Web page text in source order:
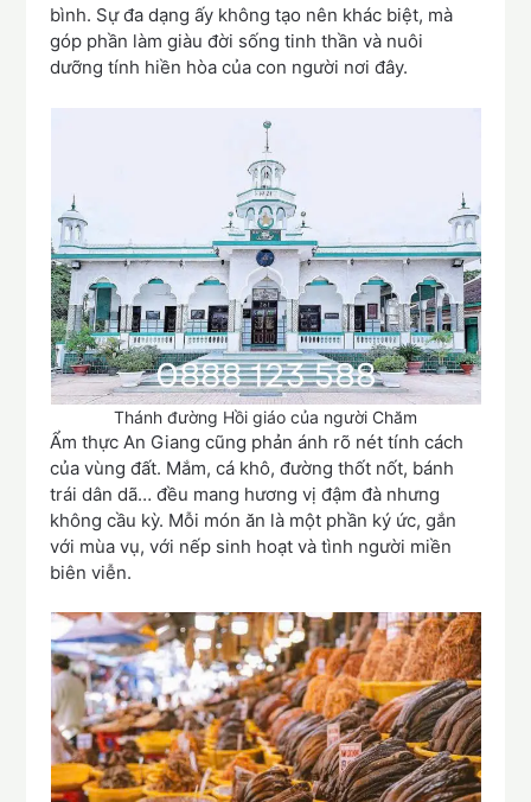
bình. Sự đa dạng ấy không tạo nên khác biệt, mà
góp phần làm giàu đời sống tinh thần và nuôi
dưỡng tính hiền hòa của con người nơi đây.
Thánh đường Hồi giáo của người Chăm
Ẩm thực An Giang cũng phản ánh rõ nét tính cách
của vùng đất. Mắm, cá khô, đường thốt nốt, bánh
trái dân dã… đều mang hương vị đậm đà nhưng
không cầu kỳ. Mỗi món ăn là một phần ký ức, gắn
với mùa vụ, với nếp sinh hoạt và tình người miền
biên viễn.